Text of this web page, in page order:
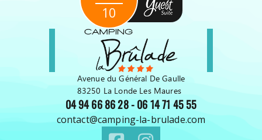
10
Avenue du Général De Gaulle
83250 La Londe Les Maures
04 94 66 86 28-06 14 71 45 55
contact@camping-la-brulade.com